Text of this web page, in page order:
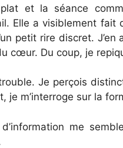
et la séance
Elle a visiblement
petit rire discret. J’en
cœur. Du coup, je
Je perçois
je m’interroge sur la
me